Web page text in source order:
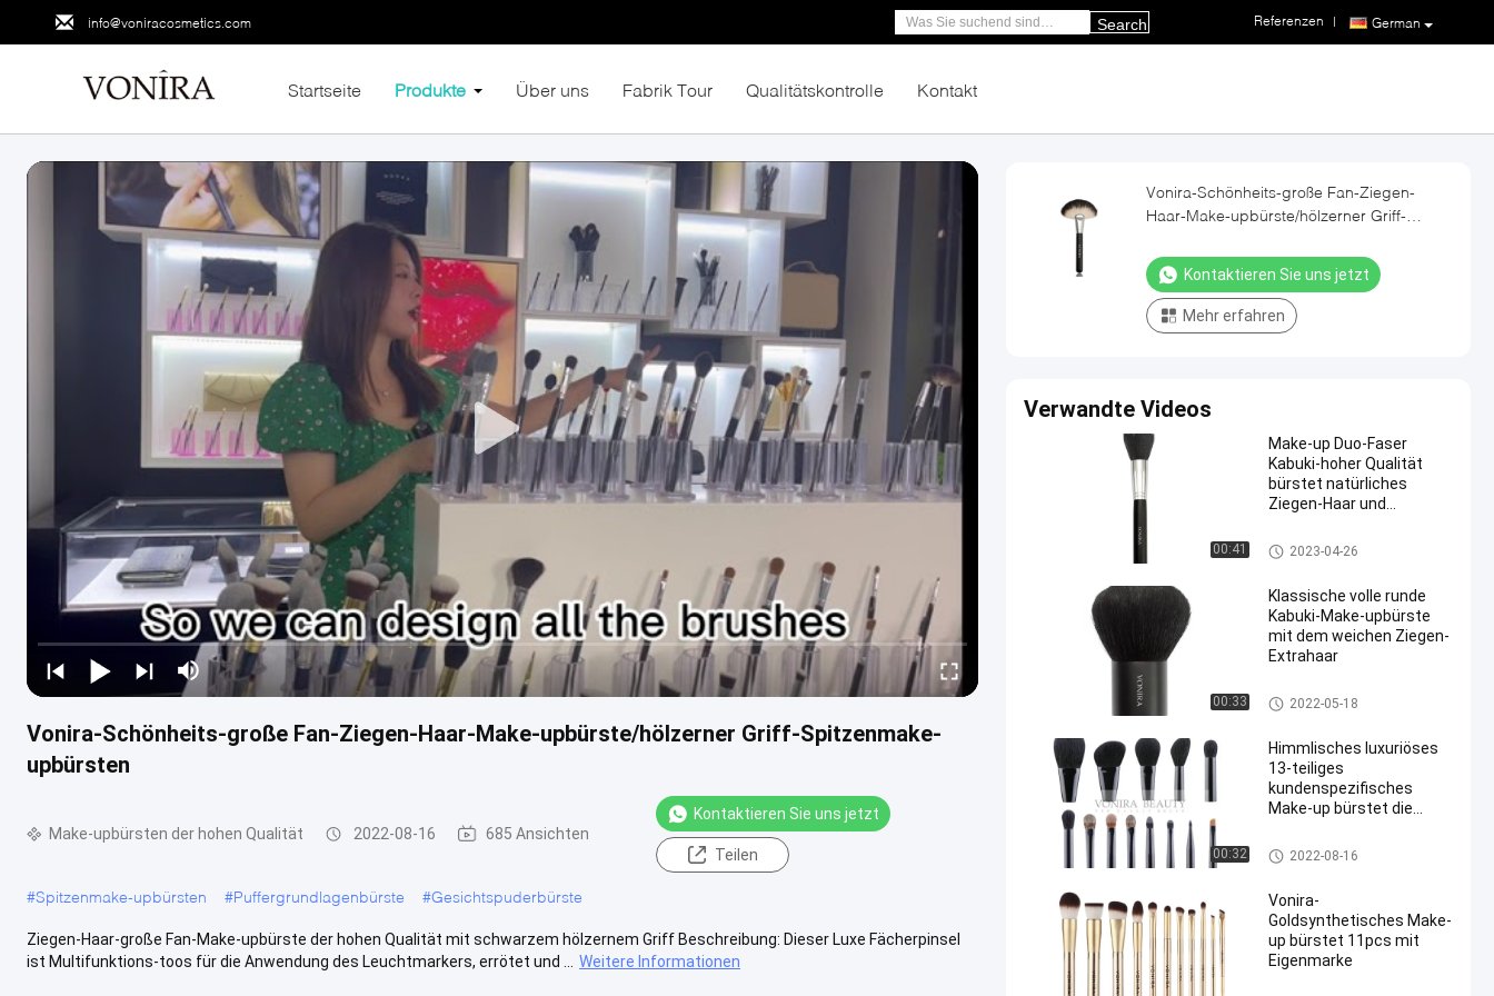
info@voniracosmetics.com German
Referenzen |
Search
Startseite Produkte Über uns Fabrik Tour Qualitätskontrolle Kontakt
Vonira-Schönheits-große Fan-Ziegen-Haar-Make-upbürste/hölzerner Griff-Spitzenmake-
upbürsten
Make-upbürsten der hohen Qualität 2022-08-16 685 Ansichten
Kontaktieren Sie uns jetzt
Teilen
#Spitzenmake-upbürsten #Puffergrundlagenbürste #Gesichtspuderbürste
Ziegen-Haar-große Fan-Make-upbürste der hohen Qualität mit schwarzem hölzernem Griff Beschreibung: Dieser Luxe Fächerpinsel
ist Multifunktions-toos für die Anwendung des Leuchtmarkers, errötet und ...
Weitere Informationen
Vonira-Schönheits-große Fan-Ziegen-
Haar-Make-upbürste/hölzerner Griff-
Kontaktieren Sie uns jetzt
Mehr erfahren
Verwandte Videos
00:41
Make-up Duo-Faser
Kabuki-hoher Qualität
bürstet natürliches
Ziegen-Haar und
Make-upbürsten der hohen Qu
alität
2023-04-26
00:33
Klassische volle runde
Kabuki-Make-upbürste
mit dem weichen Ziegen-
Extrahaar
Make-upbürsten der hohen Qu
alität
2022-05-18
00:32
Himmlisches luxuriöses
13-teiliges
kundenspezifisches
Make-up bürstet die
Tierhaare
Eigenmarkenmake-upbürsten
2022-08-16
Vonira-
Goldsynthetisches Make-
up bürstet 11pcs mit
Eigenmarke